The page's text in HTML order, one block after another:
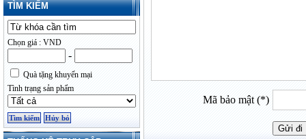
TÌM KIẾM
Chọn giá : VND
-
Quà tặng khuyến mại
Tình trạng sản phẩm
Mã bảo mật (*)